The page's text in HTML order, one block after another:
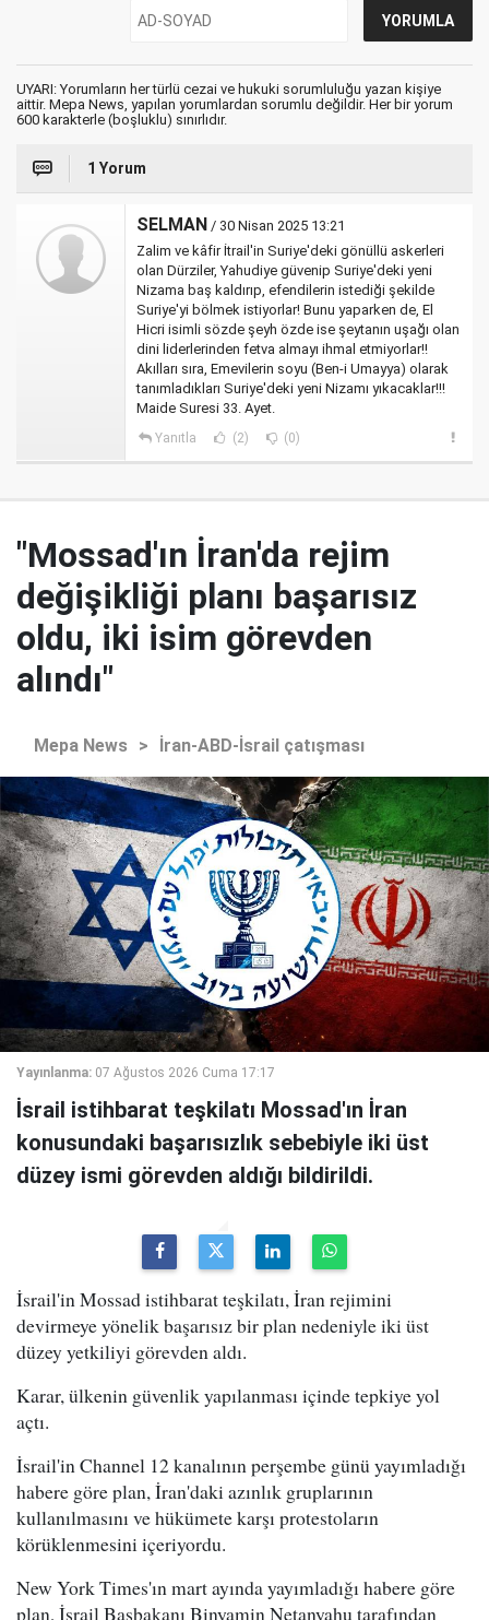
UYARI: Yorumların her türlü cezai ve hukuki sorumluluğu yazan kişiye
aittir. Mepa News, yapılan yorumlardan sorumlu değildir. Her bir yorum
600 karakterle (boşluklu) sınırlıdır.
1 Yorum
SELMAN / 30 Nisan 2025 13:21
Zalim ve kâfir İtrail'in Suriye'deki gönüllü askerleri
olan Dürziler, Yahudiye güvenip Suriye'deki yeni
Nizama baş kaldırıp, efendilerin istediği şekilde
Suriye'yi bölmek istiyorlar! Bunu yaparken de, El
Hicri isimli sözde şeyh özde ise şeytanın uşağı olan
dini liderlerinden fetva almayı ihmal etmiyorlar!!
Akılları sıra, Emevilerin soyu (Ben-i Umayya) olarak
tanımladıkları Suriye'deki yeni Nizamı yıkacaklar!!!
Maide Suresi 33. Ayet.
Yanıtla (2) (0)
"Mossad'ın İran'da rejim
değişikliği planı başarısız
oldu, iki isim görevden
alındı"
Mepa News > İran-ABD-İsrail çatışması
Yayınlanma: 07 Ağustos 2026 Cuma 17:17
İsrail istihbarat teşkilatı Mossad'ın İran
konusundaki başarısızlık sebebiyle iki üst
düzey ismi görevden aldığı bildirildi.
İsrail'in Mossad istihbarat teşkilatı, İran rejimini
devirmeye yönelik başarısız bir plan nedeniyle iki üst
düzey yetkiliyi görevden aldı.
Karar, ülkenin güvenlik yapılanması içinde tepkiye yol
açtı.
İsrail'in Channel 12 kanalının perşembe günü yayımladığı
habere göre plan, İran'daki azınlık gruplarının
kullanılmasını ve hükümete karşı protestoların
körüklenmesini içeriyordu.
New York Times'ın mart ayında yayımladığı habere göre
plan, İsrail Başbakanı Binyamin Netanyahu tarafından